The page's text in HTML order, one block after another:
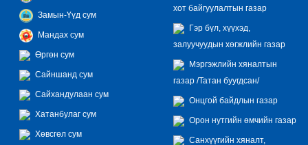
Замын-Үүд сум
Мандах сум
Өргөн сум
Сайншанд сум
Сайхандулаан сум
Хатанбулаг сум
Хөвсгөл сум
хот байгуулалтын газар
Гэр бүл, хүүхэд,
залуучуудын хөгжлийн газар
Мэргэжлийн хяналтын
газар /Татан буугдсан/
Онцгой байдлын газар
Орон нутгийн өмчийн газар
Санхүүгийн хяналт,